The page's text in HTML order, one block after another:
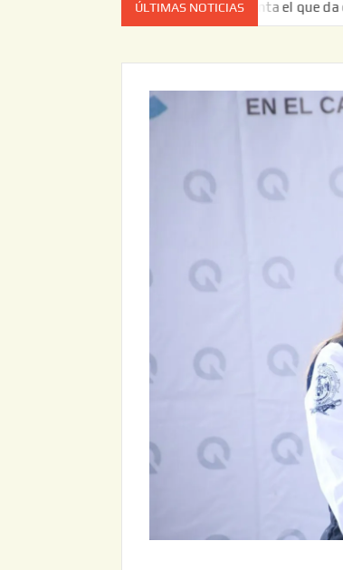
ÚLTIMAS NOTICIAS
no es el estado de cuenta el que da el susto